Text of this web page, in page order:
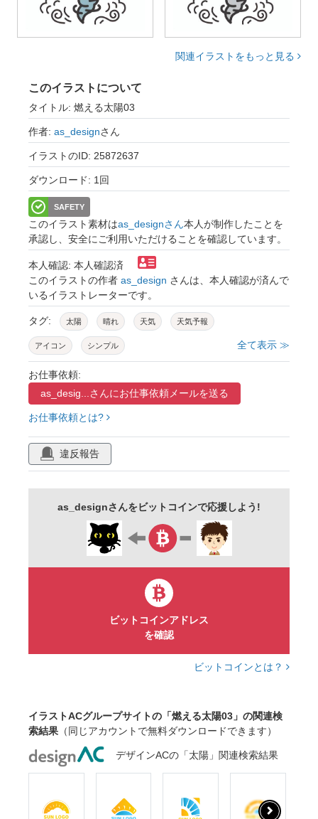
関連イラストをもっと見る
このイラストについて
タイトル: 燃える太陽03
作者: as_designさん
イラストのID: 25872637
ダウンロード: 1回
SAFETY
このイラスト素材はas_designさん本人が制作したことを
承認し、安全にご利用いただけることを確認しています。
本人確認: 本人確認済
このイラストの作者 as_design さんは、本人確認が済んで
いるイラストレーターです。
タグ: 太陽 晴れ 天気 天気予報
アイコン シンプル 全て表示 ≫
お仕事依頼:
as_desig...さんにお仕事依頼メールを送る
お仕事依頼とは?
違反報告
as_designさんをビットコインで応援しよう!
ビットコインアドレス
を確認
ビットコインとは？
イラストACグループサイトの「燃える太陽03」の関連検
索結果 （同じアカウントで無料ダウンロードできます）
デザインACの「太陽」関連検索結果